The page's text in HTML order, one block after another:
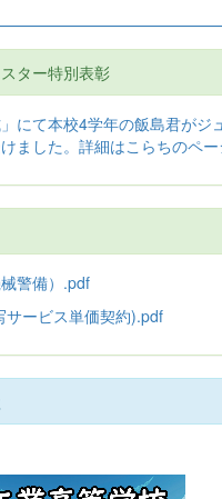
ター特別表彰
」にて本校4学年の飯島君がジ
ました。詳細はこらちのペー
警備）.pdf
サービス単価契約).pdf